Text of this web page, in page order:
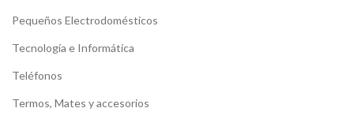
Pequeños Electrodomésticos
Tecnología e Informática
Teléfonos
Termos, Mates y accesorios